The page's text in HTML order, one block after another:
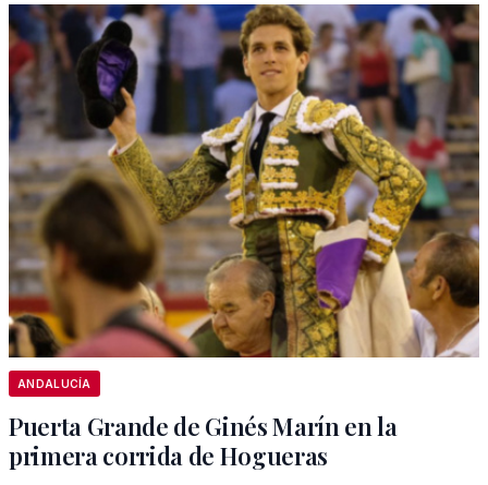
ANDALUCÍA
Puerta Grande de Ginés Marín en la
primera corrida de Hogueras